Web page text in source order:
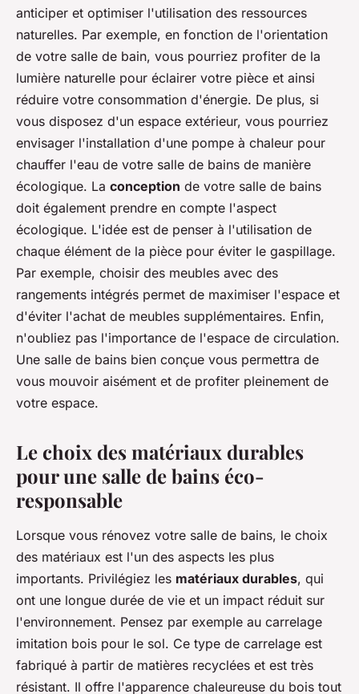
anticiper et optimiser l'utilisation des ressources
naturelles. Par exemple, en fonction de l'orientation
de votre salle de bain, vous pourriez profiter de la
lumière naturelle pour éclairer votre pièce et ainsi
réduire votre consommation d'énergie. De plus, si
vous disposez d'un espace extérieur, vous pourriez
envisager l'installation d'une pompe à chaleur pour
chauffer l'eau de votre salle de bains de manière
écologique. La conception de votre salle de bains
doit également prendre en compte l'aspect
écologique. L'idée est de penser à l'utilisation de
chaque élément de la pièce pour éviter le gaspillage.
Par exemple, choisir des meubles avec des
rangements intégrés permet de maximiser l'espace et
d'éviter l'achat de meubles supplémentaires. Enfin,
n'oubliez pas l'importance de l'espace de circulation.
Une salle de bains bien conçue vous permettra de
vous mouvoir aisément et de profiter pleinement de
votre espace.
Le choix des matériaux durables
pour une salle de bains éco-
responsable
Lorsque vous rénovez votre salle de bains, le choix
des matériaux est l'un des aspects les plus
importants. Privilégiez les matériaux durables, qui
ont une longue durée de vie et un impact réduit sur
l'environnement. Pensez par exemple au carrelage
imitation bois pour le sol. Ce type de carrelage est
fabriqué à partir de matières recyclées et est très
résistant. Il offre l'apparence chaleureuse du bois tout